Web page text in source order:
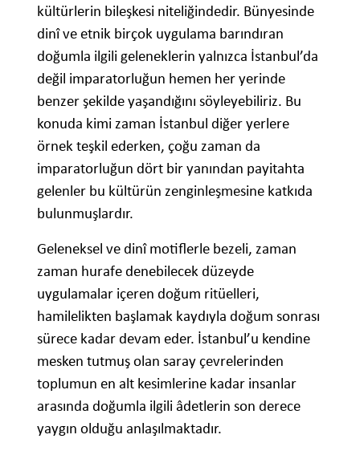
kültürlerin bileşkesi niteliğindedir. Bünyesinde
dinî ve etnik birçok uygulama barındıran
doğumla ilgili geleneklerin yalnızca İstanbul’da
değil imparatorluğun hemen her yerinde
benzer şekilde yaşandığını söyleyebiliriz. Bu
konuda kimi zaman İstanbul diğer yerlere
örnek teşkil ederken, çoğu zaman da
imparatorluğun dört bir yanından payitahta
gelenler bu kültürün zenginleşmesine katkıda
bulunmuşlardır.
Geleneksel ve dinî motiflerle bezeli, zaman
zaman hurafe denebilecek düzeyde
uygulamalar içeren doğum ritüelleri,
hamilelikten başlamak kaydıyla doğum sonrası
sürece kadar devam eder. İstanbul’u kendine
mesken tutmuş olan saray çevrelerinden
toplumun en alt kesimlerine kadar insanlar
arasında doğumla ilgili âdetlerin son derece
yaygın olduğu anlaşılmaktadır.